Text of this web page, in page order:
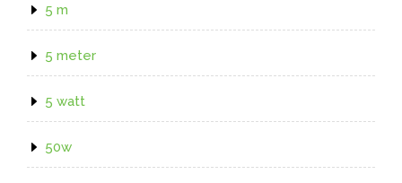
5 m
5 meter
5 watt
50w